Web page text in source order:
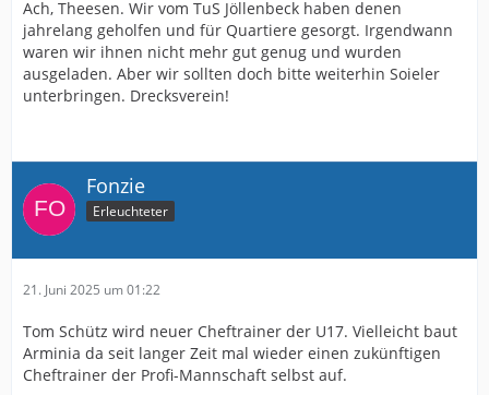
Ach, Theesen. Wir vom TuS Jöllenbeck haben denen
jahrelang geholfen und für Quartiere gesorgt. Irgendwann
waren wir ihnen nicht mehr gut genug und wurden
ausgeladen. Aber wir sollten doch bitte weiterhin Soieler
unterbringen. Drecksverein!
Fonzie
Erleuchteter
21. Juni 2025 um 01:22
Tom Schütz wird neuer Cheftrainer der U17. Vielleicht baut
Arminia da seit langer Zeit mal wieder einen zukünftigen
Cheftrainer der Profi-Mannschaft selbst auf.